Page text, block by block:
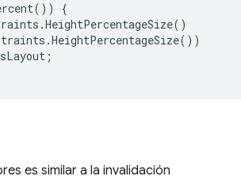
())
{
.HeightPercentageSize()
.HeightPercentageSize())
;
es similar a la invalidación